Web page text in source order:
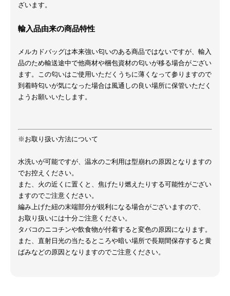
ざいます。
輸入品由来の商品特性
メルカドバッグは本来強い匂いのある商品ではないですが、輸入
品のため輸送途中で他商材や梱包資材の匂いが移る場合がござい
ます。この匂いはご使用いただくうちに薄くなって参りますので
到着時匂いが気になった場合は風通しの良い場所に保管いただく
ようお願いいたします。
※お取り扱い方法について
水洗いが可能ですが、温水のご利用は型崩れの原因となりますの
でお控えください。
また、火の近くに置くと、焦げたり燃えたりする可能性がござい
ますのでご注意ください。
編み上げた紐の末端部分が鋭利になる場合がございますので、
お取り扱いには十分ご注意ください。
タバコのニコチンや飲食物が付着すると変色の原因になります。
また、直射日光の当たるところや暗い場所で長期間保存すると黄
ばみなどの原因となりますのでご注意ください。